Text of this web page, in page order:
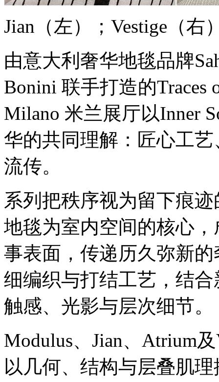
Jian（左）；Vestige（右
由意大利奢华地毯品牌
Bonini 联手打造的Traces
Milano 米兰展厅以Inner
华的共同理解：匠心工
流传。
系列把秩序视为留下痕
地毯为室内空间的核心
事表面，传递历久弥新
细编织与打结工艺，结
触感、光影与层次细节。
Modulus、Jian、Atrium
以几何、结构与层叠肌